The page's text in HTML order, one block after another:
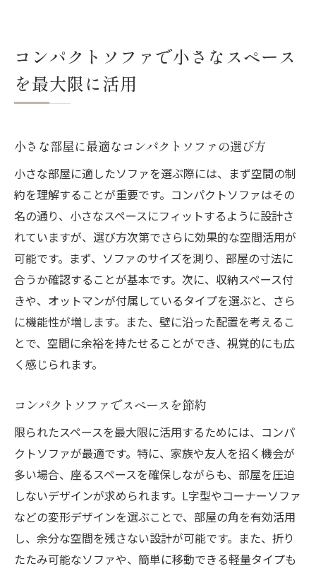
コンパクトソファで小さなスペース
を最大限に活用
小さな部屋に最適なコンパクトソファの選び方
小さな部屋に適したソファを選ぶ際には、まず空間の制
約を理解することが重要です。コンパクトソファはその
名の通り、小さなスペースにフィットするように設計さ
れていますが、選び方次第でさらに効果的な空間活用が
可能です。まず、ソファのサイズを測り、部屋の寸法に
合うか確認することが基本です。次に、収納スペース付
きや、オットマンが付属しているタイプを選ぶと、さら
に機能性が増します。また、壁に沿った配置を考えるこ
とで、空間に余裕を持たせることができ、視覚的にも広
く感じられます。
コンパクトソファでスペースを節約
限られたスペースを最大限に活用するためには、コンパ
クトソファが最適です。特に、家族や友人を招く機会が
多い場合、座るスペースを確保しながらも、部屋を圧迫
しないデザインが求められます。L字型やコーナーソファ
などの変形デザインを選ぶことで、部屋の角を有効活用
し、余分な空間を残さない設計が可能です。また、折り
たたみ可能なソファや、簡単に移動できる軽量タイプも